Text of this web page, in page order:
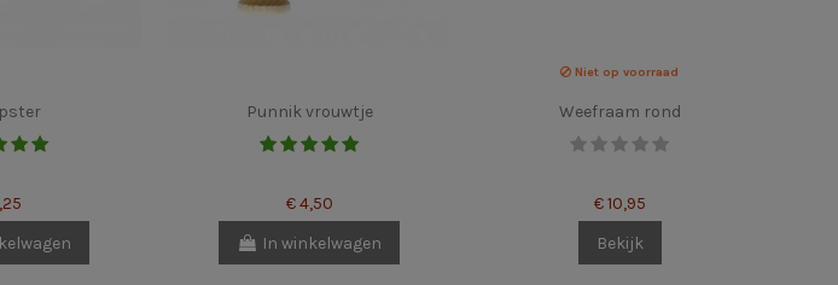
Punnik vrouwtje
€ 4,50
In winkelwagen
Niet op voorraad
Weefraam rond
€ 10,95
Bekijk